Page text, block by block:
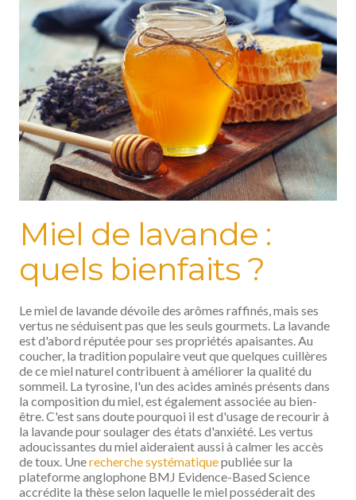
Miel de lavande :
quels bienfaits ?
Le miel de lavande dévoile des arômes raffinés, mais ses
vertus ne séduisent pas que les seuls gourmets. La lavande
est d'abord réputée pour ses propriétés apaisantes. Au
coucher, la tradition populaire veut que quelques cuillères
de ce miel naturel contribuent à améliorer la qualité du
sommeil. La tyrosine, l'un des acides aminés présents dans
la composition du miel, est également associée au bien-
être. C'est sans doute pourquoi il est d'usage de recourir à
la lavande pour soulager des états d'anxiété. Les vertus
adoucissantes du miel aideraient aussi à calmer les accès
de toux. Unerecherche systématiquepubliée sur la
plateforme anglophone BMJ Evidence-Based Science
accrédite la thèse selon laquelle le miel posséderait des